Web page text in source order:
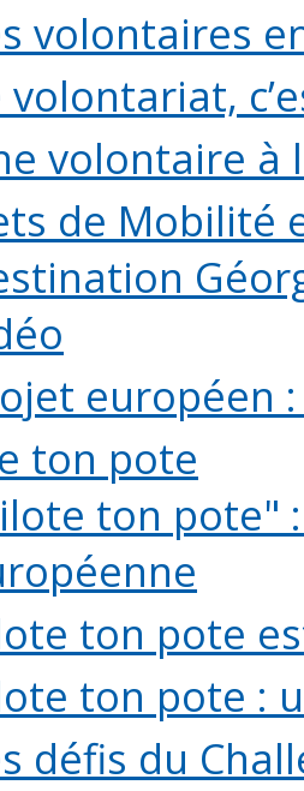
volontaires
volontariat,
volontaire à
de Mobilité
européen
ton pote
ton pote"
ton pote
ton pote :
défis du